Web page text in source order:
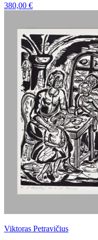
380,00 €
Viktoras Petravičius